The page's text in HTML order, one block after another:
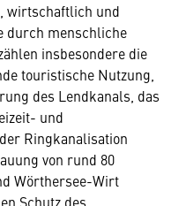
wirtschaftlich und
durch menschliche
insbesondere die
touristische Nutzung,
des Lendkanals, das
und
Ringkanalisation
von rund 80
Wörthersee-Wirt
Schutz des